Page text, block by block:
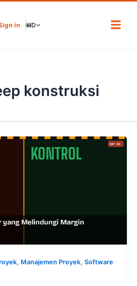
in 🌐ID
konstruksi
, Manajemen Proyek, Software